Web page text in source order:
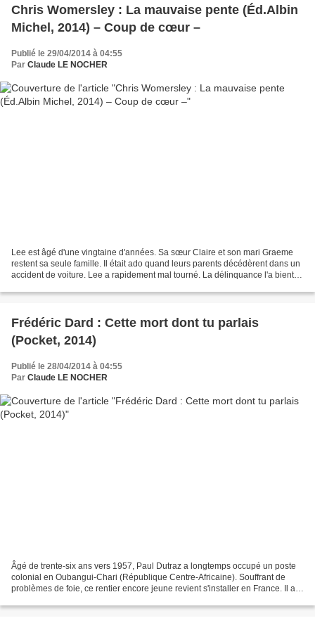
Chris Womersley : La mauvaise pente (Éd.Albin
Michel, 2014) – Coup de cœur –
Publié le 29/04/2014 à 04:55
Par Claude LE NOCHER
Lee est âgé d'une vingtaine d'années. Sa sœur Claire et son mari Graeme
restent sa seule famille. Il était ado quand leurs parents décédèrent dans un
accident de voiture. Lee a rapidement mal tourné. La délinquance l'a bientôt
Frédéric Dard : Cette mort dont tu parlais
(Pocket, 2014)
Publié le 28/04/2014 à 04:55
Par Claude LE NOCHER
Âgé de trente-six ans vers 1957, Paul Dutraz a longtemps occupé un poste
colonial en Oubangui-Chari (République Centre-Africaine). Souffrant de
problèmes de foie, ce rentier encore jeune revient s'installer en France. Il a